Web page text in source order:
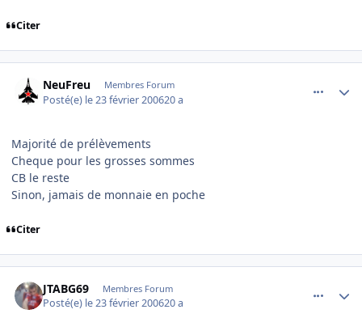
Citer
NeuFreu Membres Forum
Posté(e) le 23 février 200620 a
Majorité de prélèvements
Cheque pour les grosses sommes
CB le reste
Sinon, jamais de monnaie en poche
Citer
JTABG69 Membres Forum
Posté(e) le 23 février 200620 a